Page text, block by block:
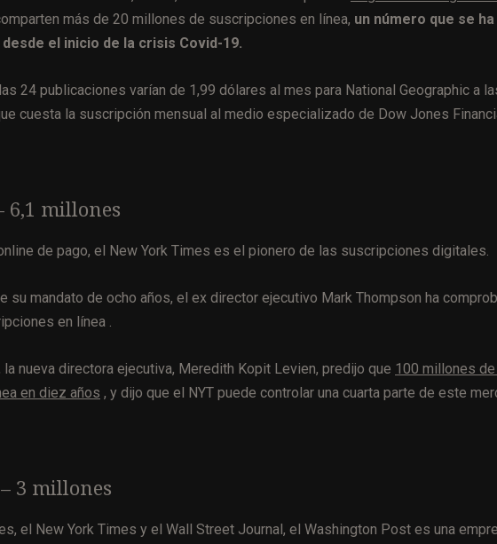
más de 20 millones de suscripciones en línea, un número que se ha
el inicio de la crisis Covid-19.
24 publicaciones varían de 1,99 dólares al mes para National Geographic a
cuesta la suscripción mensual al medio especializado de Dow Jones
6,1 millones
de pago, el New York Times es el pionero de las suscripciones digitales.
su mandato de ocho años, el ex director ejecutivo Mark Thompson ha
en línea .
nueva directora ejecutiva, Meredith Kopit Levien, predijo que 100 millones
en diez años , y dijo que el NYT puede controlar una cuarta parte de este
3 millones
el New York Times y el Wall Street Journal, el Washington Post es una